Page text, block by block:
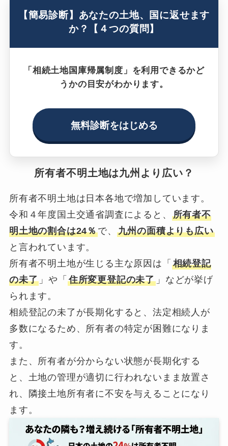
【簡易診断】あなたの土地、国に返せます
か？【４つの質問】
「相続土地国庫帰属制度」を利用できるかど
うかの目安がわかります。
無料診断をはじめる
所有者不明土地は九州より広い？
所有者不明土地は日本各地で増加しています。
令和４年度国土交通省調査によると、 所有者不
明土地の割合は24％で、 九州の面積よりも広い
と言われています。
所有者不明土地が生じる主な原因は「 相続登記
の未了 」や「 住所変更登記の未了 」などが挙げ
られます。
相続登記の未了が長期化すると、法定相続人が
多数になるため、所有者の特定が困難になりま
す。
また、所有者が分からない状態が長期化する
と、土地の管理が適切に行われないまま放置さ
れ、隣接土地所有者に不安を与えることになり
ます。